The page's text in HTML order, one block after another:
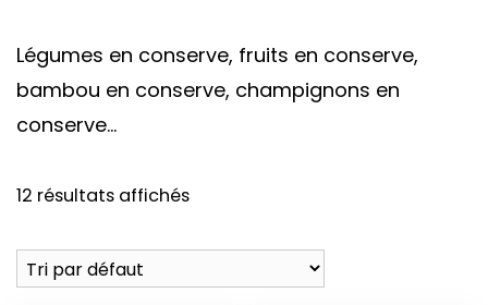
Légumes en conserve, fruits en conserve,
bambou en conserve, champignons en
conserve…
12 résultats affichés